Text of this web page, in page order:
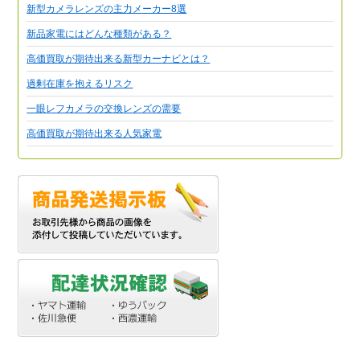
新型カメラレンズの主力メーカー8選
新品家電にはどんな種類がある？
高価買取が期待出来る新型カーナビとは？
過剰在庫を抱えるリスク
一眼レフカメラの交換レンズの需要
高価買取が期待出来る人気家電